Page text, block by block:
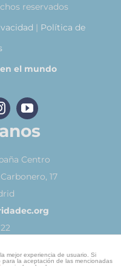
reservados
| Política de
el mundo
Centro
17
mejor experiencia de usuario. Si
la aceptación de las mencionadas